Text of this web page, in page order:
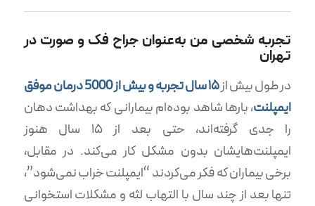
تجربه شخصی من به‌عنوان جراح فک و صورت در
تهران
در طول بیش از
۱۵ سال تجربه و بیش از 5000 درمان موفق
ایمپلنت، بارها شاهد بوده‌ام بیمارانی که بهداشت دهان
را جدی گرفته‌اند، حتی بعد از ۱۵ سال هنوز
ایمپلنت‌هایشان بدون مشکل کار می‌کند. در مقابل،
برخی بیماران که فکر می‌کردند “ایمپلنت خراب نمی‌شود”،
تنها بعد از چند سال با التهاب لثه و مشکلات استخوانی